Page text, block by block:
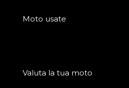
Moto usate
Valuta la tua moto